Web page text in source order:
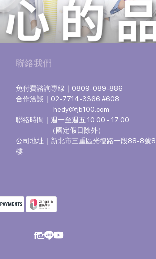
聯絡我們
免付費諮詢專線｜0809-089-886
合作洽談｜02-7714-3366 #608
hedy@fjb100.com
聯絡時間｜週一至週五 10:00 - 17:00
（國定假日除外）
公司地址｜新北市三重區光復路一段88-8號8
樓